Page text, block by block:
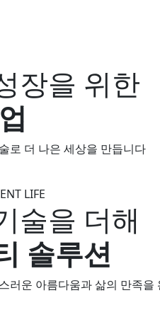
장을 위한
로 더 나은 세상을 만듭니다
LIFE
술을 더해
솔루션
러운 아름다움과 삶의 만족을